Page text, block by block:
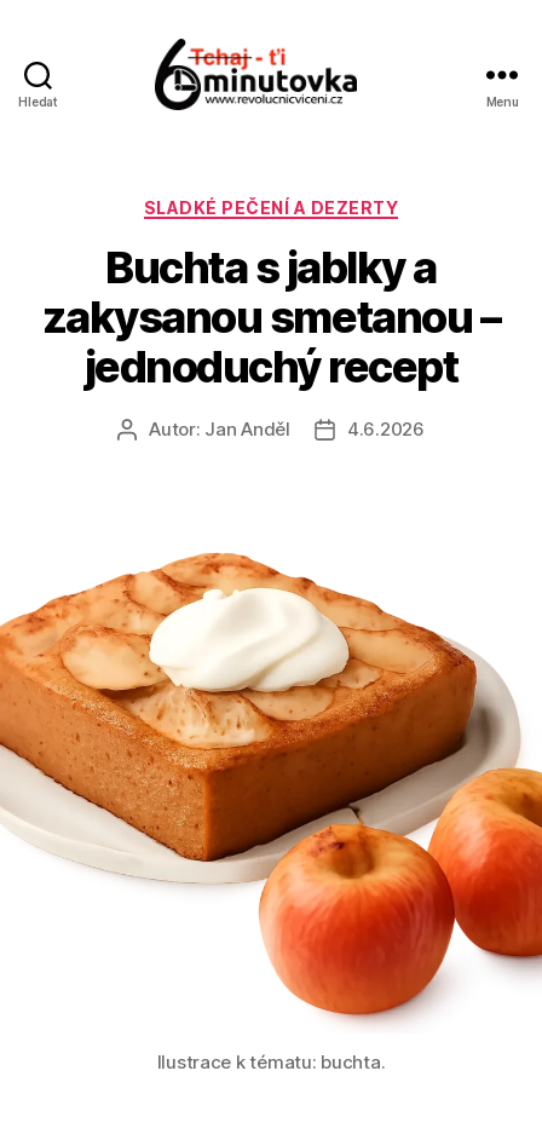
Hledat Menu
Rubriky
SLADKÉ PEČENÍ A DEZERTY
Buchta s jablky a
zakysanou smetanou –
jednoduchý recept
AutorAutor: Jan Anděl
Datum
4.6.2026
Ilustrace k tématu: buchta.